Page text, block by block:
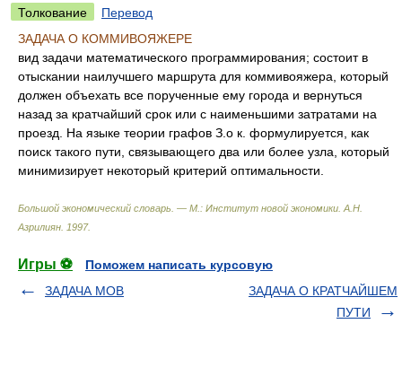
Толкование
Перевод
ЗАДАЧА О КОММИВОЯЖЕРЕ
вид задачи математического программирования; состоит в
отыскании наилучшего маршрута для коммивояжера, который
должен объехать все порученные ему города и вернуться
назад за кратчайший срок или с наименьшими затратами на
проезд. На языке теории графов З.о к. формулируется, как
поиск такого пути, связывающего два или более узла, который
минимизирует некоторый критерий оптимальности.
Большой экономический словарь. — М.: Институт новой экономики А.Н.
Азрилиян 1997.
Игры ⚽
Поможем написать курсовую
ЗАДАЧА МОВ
ЗАДАЧА О КРАТЧАЙШЕМ
ПУТИ